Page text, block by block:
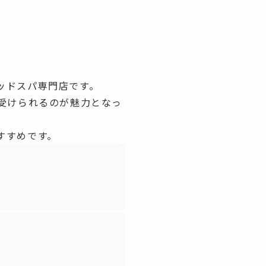
スパ専門店です。
けられるのが魅力となっ
めです。